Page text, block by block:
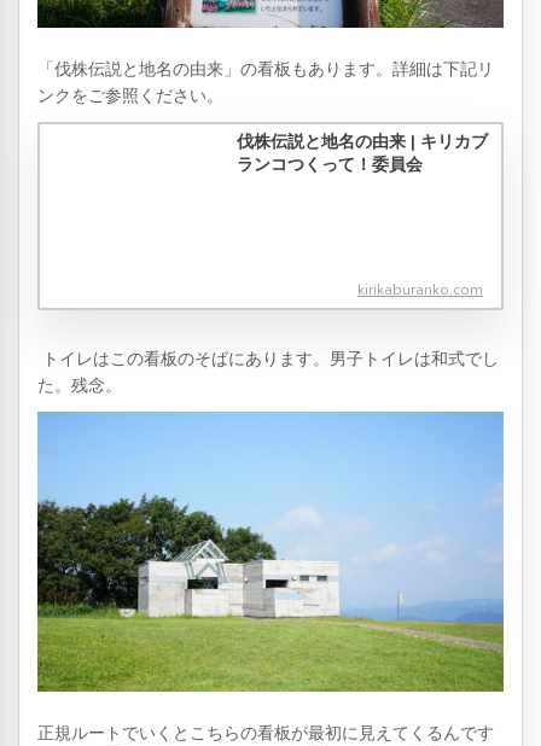
「伐株伝説と地名の由来」の看板もあります。詳細は下記リ
ンクをご参照ください。
伐株伝説と地名の由来 | キリカブ
ランコつくって！委員会
kirikaburanko.com
トイレはこの看板のそばにあります。男子トイレは和式でし
た。残念。
正規ルートでいくとこちらの看板が最初に見えてくるんです